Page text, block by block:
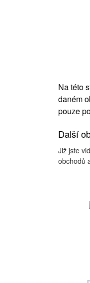
Na této
daném
pouze
Další
Již jste
obchodů